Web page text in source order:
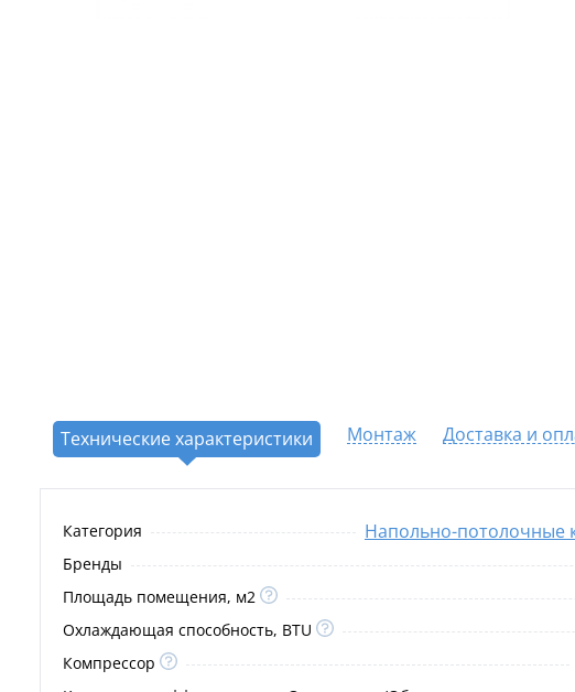
Технические характеристики Монтаж Доставка и
Категория Напольно-потолочные
Бренды
Площадь помещения, м2
Охлаждающая способность, BTU
Компрессор